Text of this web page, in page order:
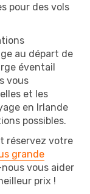
pour des vols
au départ de
éventail
vous
et les
en Irlande
possibles.
réservez votre
grande
vous aider
prix !